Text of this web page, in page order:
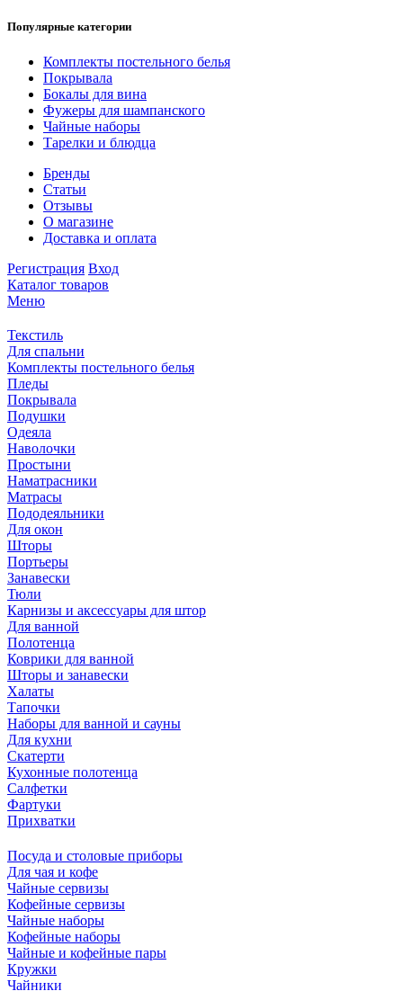
Популярные категории
Комплекты постельного белья
Покрывала
Бокалы для вина
Фужеры для шампанского
Чайные наборы
Тарелки и блюдца
Бренды
Статьи
Отзывы
О магазине
Доставка и оплата
Регистрация Вход
Каталог товаров
Меню
Текстиль
Для спальни
Комплекты постельного белья
Пледы
Покрывала
Подушки
Одеяла
Наволочки
Простыни
Наматрасники
Матрасы
Пододеяльники
Для окон
Шторы
Портьеры
Занавески
Тюли
Карнизы и аксессуары для штор
Для ванной
Полотенца
Коврики для ванной
Шторы и занавески
Халаты
Тапочки
Наборы для ванной и сауны
Для кухни
Скатерти
Кухонные полотенца
Салфетки
Фартуки
Прихватки
Посуда и столовые приборы
Для чая и кофе
Чайные сервизы
Кофейные сервизы
Чайные наборы
Кофейные наборы
Чайные и кофейные пары
Кружки
Чайники